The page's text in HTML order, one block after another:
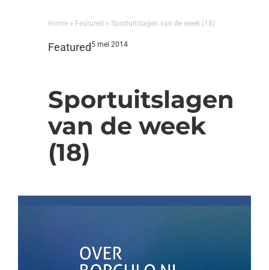
Home » Featured »Sportuitslagen van de week (18)
Featured5 mei 2014
Sportuitslagen
van de week
(18)